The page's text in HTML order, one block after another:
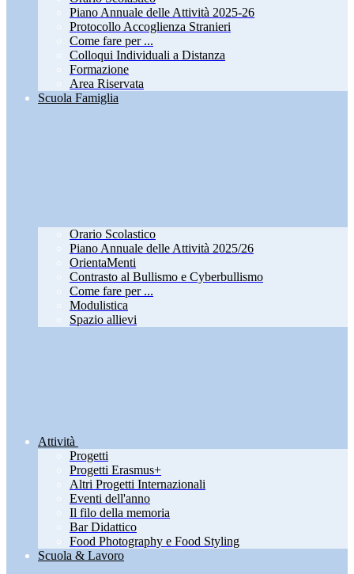
Piano Annuale delle Attività 2025-26
Protocollo Accoglienza Stranieri
Come fare per ...
Colloqui Individuali a Distanza
Formazione
Area Riservata
Scuola Famiglia
Orario Scolastico
Piano Annuale delle Attività 2025/26
OrientaMenti
Contrasto al Bullismo e Cyberbullismo
Come fare per ...
Modulistica
Spazio allievi
Attività
Progetti
Progetti Erasmus+
Altri Progetti Internazionali
Eventi dell'anno
Il filo della memoria
Bar Didattico
Food Photography e Food Styling
Scuola & Lavoro